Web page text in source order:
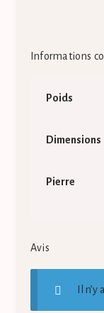
Informations
Poids
Dimensions
Pierre
Avis
Il